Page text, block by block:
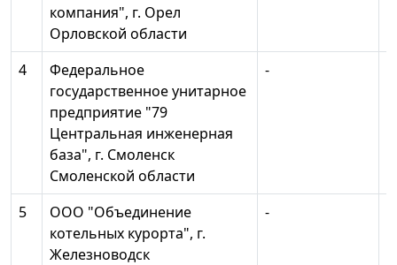
компания", г. Орел
Орловской области
4
Федеральное
государственное унитарное
предприятие "79
Центральная инженерная
база", г. Смоленск
Смоленской области
-
5
ООО "Объединение
котельных курорта", г.
Железноводск
-